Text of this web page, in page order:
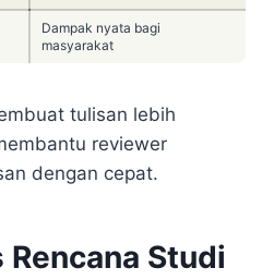
Dampak nyata bagi
masyarakat
tulisan lebih
reviewer
dengan cepat.
Studi